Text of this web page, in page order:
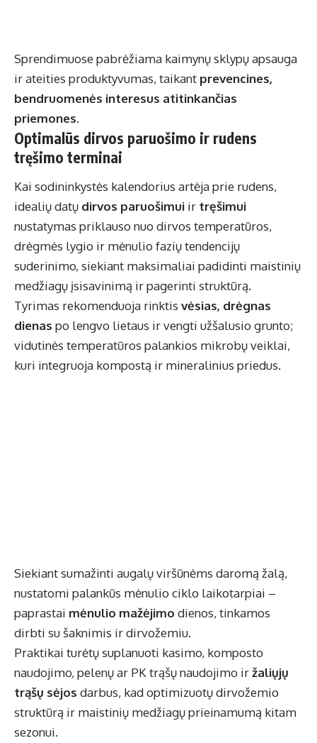
Sprendimuose pabrėžiama kaimynų sklypų apsauga
ir ateities produktyvumas, taikant prevencines,
bendruomenės interesus atitinkančias
priemones.
Optimalūs dirvos paruošimo ir rudens
tręšimo terminai
Kai sodininkystės kalendorius artėja prie rudens,
idealių datų dirvos paruošimui ir tręšimui
nustatymas priklauso nuo dirvos temperatūros,
drėgmės lygio ir mėnulio fazių tendencijų
suderinimo, siekiant maksimaliai padidinti maistinių
medžiagų įsisavinimą ir pagerinti struktūrą.
Tyrimas rekomenduoja rinktis vėsias, drėgnas
dienas po lengvo lietaus ir vengti užšalusio grunto;
vidutinės temperatūros palankios mikrobų veiklai,
kuri integruoja kompostą ir mineralinius priedus.
Siekiant sumažinti augalų viršūnėms daromą žalą,
nustatomi palankūs mėnulio ciklo laikotarpiai –
paprastai mėnulio mažėjimo dienos, tinkamos
dirbti su šaknimis ir dirvožemiu.
Praktikai turėtų suplanuoti kasimo, komposto
naudojimo, pelenų ar PK trąšų naudojimo iržaliųjų
trąšų sėjos darbus, kad optimizuotų dirvožemio
struktūrą ir maistinių medžiagų prieinamumą kitam
sezonui.